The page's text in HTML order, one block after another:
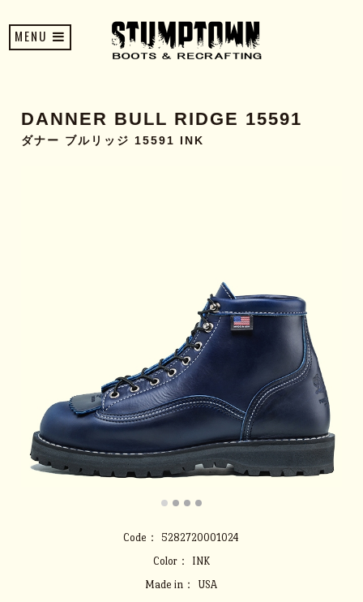
MENU
DANNER BULL RIDGE 15591
ダナー ブルリッジ 15591 INK
Code：
5282720001024
Color：
INK
Made in：
USA